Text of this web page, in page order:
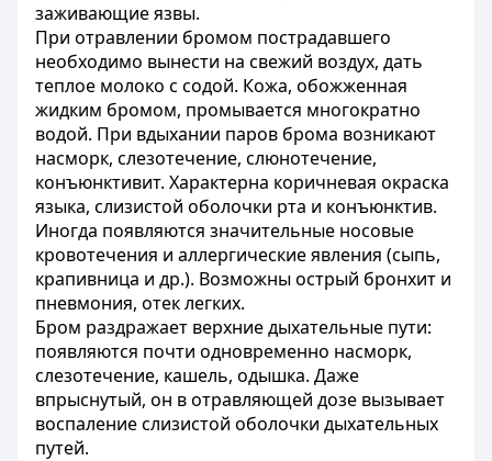
заживающие язвы.
При отравлении бромом пострадавшего
необходимо вынести на свежий воздух, дать
теплое молоко с содой. Кожа, обожженная
жидким бромом, промывается многократно
водой. При вдыхании паров брома возникают
насморк, слезотечение, слюнотечение,
конъюнктивит. Характерна коричневая окраска
языка, слизистой оболочки рта и конъюнктив.
Иногда появляются значительные носовые
кровотечения и аллергические явления (сыпь,
крапивница и др.). Возможны острый бронхит и
пневмония, отек легких.
Бром раздражает верхние дыхательные пути:
появляются почти одновременно насморк,
слезотечение, кашель, одышка. Даже
впрыснутый, он в отравляющей дозе вызывает
воспаление слизистой оболочки дыхательных
путей.